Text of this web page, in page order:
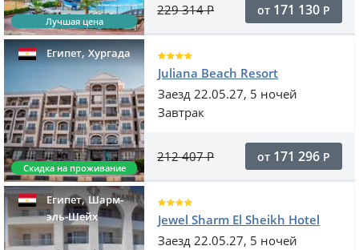
Лучшая цена
229 314Р от 171 130 Р
Египет,Хургада
Скидка на проживание
Juliana Beach Resort
Заезд 22.05.27, 5 ночей
Завтрак
212 407Р от 171 296 Р
Египет,Шарм-
эль-Шейх
Jewel Sharm El Sheikh Hotel
Заезд 22.05.27, 5 ночей